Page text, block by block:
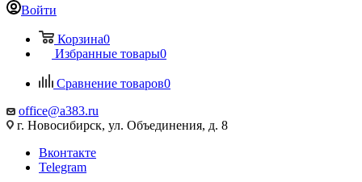
Войти
Корзина0
Избранные товары0
Сравнение товаров0
office@a383.ru
г. Новосибирск, ул. Объединения, д. 8
Вконтакте
Telegram